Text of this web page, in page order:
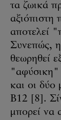
τα ζωικά
αξιόπιστη
αποτελεί
Συνεπώς,
θεωρηθεί
"αφύσικη"
και οι δύο
B12 [8].
μπορεί να